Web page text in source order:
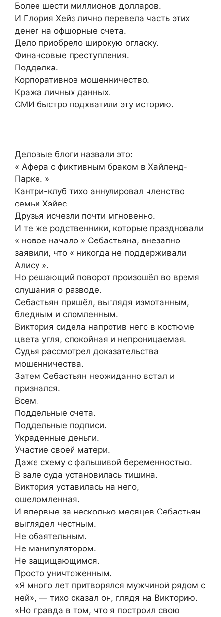
Более шести миллионов долларов.
И Глория Хейз лично перевела часть этих
денег на офшорные счета.
Дело приобрело широкую огласку.
Финансовые преступления.
Подделка.
Корпоративное мошенничество.
Кража личных данных.
СМИ быстро подхватили эту историю.
Деловые блоги назвали это:
« Афера с фиктивным браком в Хайленд-
Парке. »
Кантри-клуб тихо аннулировал членство
семьи Хэйес.
Друзья исчезли почти мгновенно.
И те же родственники, которые праздновали
« новое начало » Себастьяна, внезапно
заявили, что « никогда не поддерживали
Алису ».
Но решающий поворот произошёл во время
слушания о разводе.
Себастьян пришёл, выглядя измотанным,
бледным и сломленным.
Виктория сидела напротив него в костюме
цвета угля, спокойная и непроницаемая.
Судья рассмотрел доказательства
мошенничества.
Затем Себастьян неожиданно встал и
признался.
Всем.
Поддельные счета.
Поддельные подписи.
Украденные деньги.
Участие своей матери.
Даже схему с фальшивой беременностью.
В зале суда установилась тишина.
Виктория уставилась на него,
ошеломленная.
И впервые за несколько месяцев Себастьян
выглядел честным.
Не обаятельным.
Не манипулятором.
Не защищающимся.
Просто уничтоженным.
«Я много лет притворялся мужчиной рядом с
ней», — тихо сказал он, глядя на Викторию.
«Но правда в том, что я построил свою